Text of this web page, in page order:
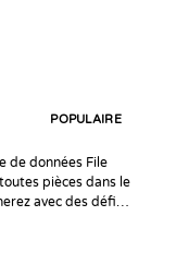
POPULAIRE
de données File
pièces dans le
avec des défis